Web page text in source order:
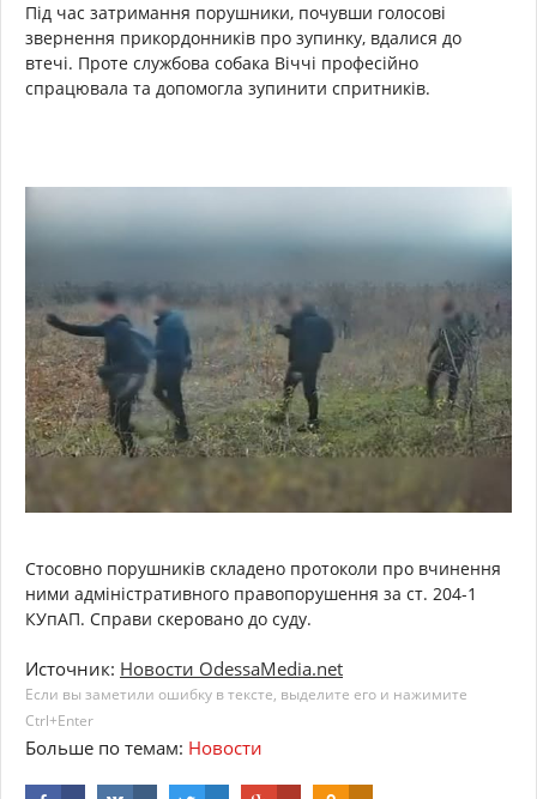
Під час затримання порушники, почувши голосові
звернення прикордонників про зупинку, вдалися до
втечі. Проте службова собака Віччі професійно
спрацювала та допомогла зупинити спритників.
Стосовно порушників складено протоколи про вчинення
ними адміністративного правопорушення за ст. 204-1
КУпАП. Справи скеровано до суду.
Источник: Новости OdessaMedia.net
Если вы заметили ошибку в тексте, выделите его и нажимите
Ctrl+Enter
Больше по темам: Новости